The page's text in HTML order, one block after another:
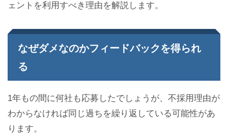
ェントを利用すべき理由を解説します。
なぜダメなのかフィードバックを得られ
る
1年もの間に何社も応募したでしょうが、不採用理由が
わからなければ同じ過ちを繰り返している可能性があ
ります。